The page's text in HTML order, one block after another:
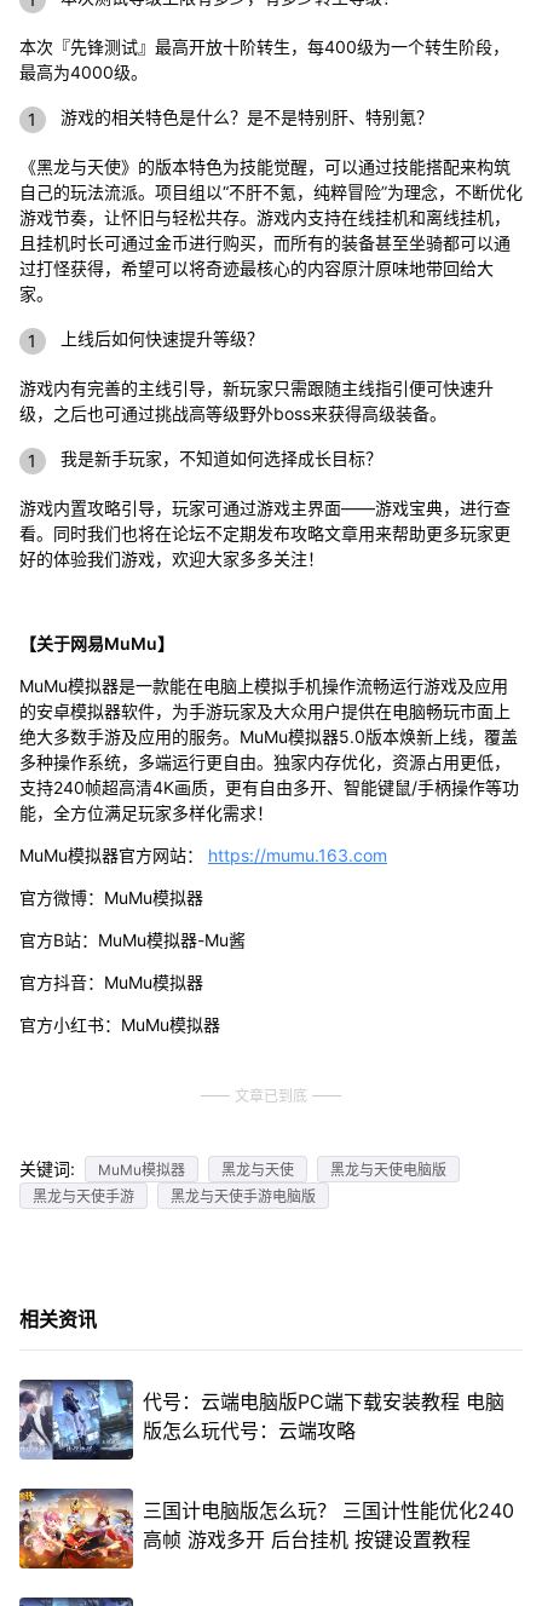
本次『先锋测试』最高开放十阶转生，每400级为一个转生阶段，
最高为4000级。
游戏的相关特色是什么？是不是特别肝、特别氪？
《黑龙与天使》的版本特色为技能觉醒，可以通过技能搭配来构筑
自己的玩法流派。项目组以“不肝不氪，纯粹冒险”为理念，不断优化
游戏节奏，让怀旧与轻松共存。游戏内支持在线挂机和离线挂机，
且挂机时长可通过金币进行购买，而所有的装备甚至坐骑都可以通
过打怪获得，希望可以将奇迹最核心的内容原汁原味地带回给大
家。
上线后如何快速提升等级？
游戏内有完善的主线引导，新玩家只需跟随主线指引便可快速升
级，之后也可通过挑战高等级野外boss来获得高级装备。
我是新手玩家，不知道如何选择成长目标？
游戏内置攻略引导，玩家可通过游戏主界面——游戏宝典，进行查
看。同时我们也将在论坛不定期发布攻略文章用来帮助更多玩家更
好的体验我们游戏，欢迎大家多多关注！
【关于网易MuMu】
MuMu模拟器是一款能在电脑上模拟手机操作流畅运行游戏及应用
的安卓模拟器软件，为手游玩家及大众用户提供在电脑畅玩市面上
绝大多数手游及应用的服务。MuMu模拟器5.0版本焕新上线，覆盖
多种操作系统，多端运行更自由。独家内存优化，资源占用更低，
支持240帧超高清4K画质，更有自由多开、智能键鼠/手柄操作等功
能，全方位满足玩家多样化需求！
MuMu模拟器官方网站： https://mumu.163.com
官方微博：MuMu模拟器
官方B站：MuMu模拟器-Mu酱
官方抖音：MuMu模拟器
官方小红书：MuMu模拟器
文章已到底
关键词: MuMu模拟器 黑龙与天使
黑龙与天使电脑版
黑龙与天使手游
黑龙与天使手游电脑版
相关资讯
代号：云端电脑版PC端下载安装教程 电脑
版怎么玩代号：云端攻略
三国计电脑版怎么玩？ 三国计性能优化240
高帧 游戏多开 后台挂机 按键设置教程